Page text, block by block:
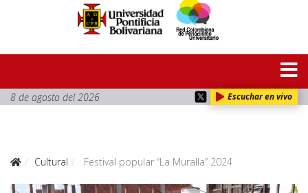
8 de agosto del 2026 Escuchar en vivo
Cultural Festival popular “La Muralla” 2024